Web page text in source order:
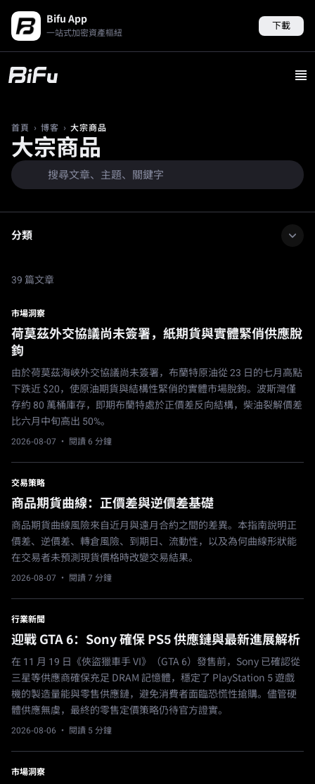
Bifu App
一站式加密資產樞紐
下載
首頁 › 博客 › 大宗商品
大宗商品
分類
39 篇文章
市場洞察
荷莫茲外交協議尚未簽署，紙期貨與實體緊俏供應脫
鉤
由於荷莫茲海峽外交協議尚未簽署，布蘭特原油從 23 日的七月高點
下跌近 $20，使原油期貨與結構性緊俏的實體市場脫鉤。波斯灣僅
存約 80 萬桶庫存，即期布蘭特處於正價差反向結構，柴油裂解價差
比六月中旬高出 50%。
2026-08-07 · 閱讀 6 分鐘
交易策略
商品期貨曲線：正價差與逆價差基礎
商品期貨曲線風險來自近月與遠月合約之間的差異。本指南說明正
價差、逆價差、轉倉風險、到期日、流動性，以及為何曲線形狀能
在交易者未預測現貨價格時改變交易結果。
2026-08-07 · 閱讀 7 分鐘
行業新聞
迎戰 GTA 6：Sony 確保 PS5 供應鏈與最新進展解析
在 11 月 19 日《俠盜獵車手 VI》（GTA 6）發售前，Sony 已確認從
三星等供應商確保充足 DRAM 記憶體，穩定了 PlayStation 5 遊戲
機的製造量能與零售供應鏈，避免消費者面臨恐慌性搶購。儘管硬
體供應無虞，最終的零售定價策略仍待官方證實。
2026-08-06 · 閱讀 5 分鐘
市場洞察